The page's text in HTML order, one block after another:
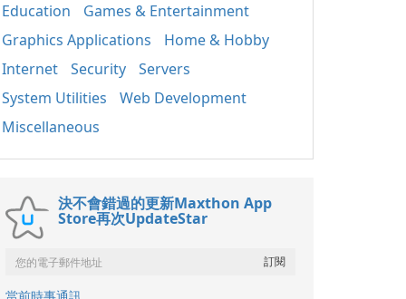
Education
Games & Entertainment
Graphics Applications
Home & Hobby
Internet
Security
Servers
System Utilities
Web Development
Miscellaneous
決不會錯過的更新Maxthon App
Store再次UpdateStar